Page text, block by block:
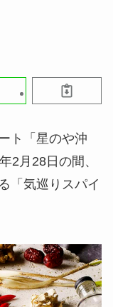
ト「星のや沖
2月28日の間、
「気巡りスパイ